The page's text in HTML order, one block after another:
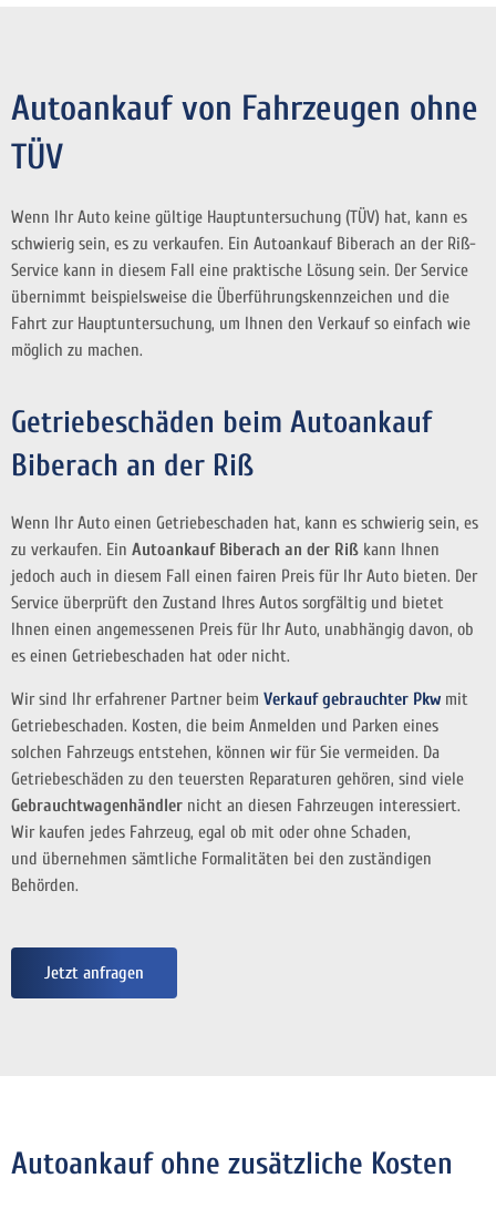
Autoankauf von Fahrzeugen ohne
TÜV
Wenn Ihr Auto keine gültige Hauptuntersuchung (TÜV) hat, kann es
schwierig sein, es zu verkaufen. Ein Autoankauf Biberach an der Riß-
Service kann in diesem Fall eine praktische Lösung sein. Der Service
übernimmt beispielsweise die Überführungskennzeichen und die
Fahrt zur Hauptuntersuchung, um Ihnen den Verkauf so einfach wie
möglich zu machen.
Getriebeschäden beim Autoankauf
Biberach an der Riß
Wenn Ihr Auto einen Getriebeschaden hat, kann es schwierig sein, es
zu verkaufen. Ein Autoankauf Biberach an der Riß kann Ihnen
jedoch auch in diesem Fall einen fairen Preis für Ihr Auto bieten. Der
Service überprüft den Zustand Ihres Autos sorgfältig und bietet
Ihnen einen angemessenen Preis für Ihr Auto, unabhängig davon, ob
es einen Getriebeschaden hat oder nicht.
Wir sind Ihr erfahrener Partner beim Verkauf gebrauchter Pkw mit
Getriebeschaden. Kosten, die beim Anmelden und Parken eines
solchen Fahrzeugs entstehen, können wir für Sie vermeiden. Da
Getriebeschäden zu den teuersten Reparaturen gehören, sind viele
Gebrauchtwagenhändler nicht an diesen Fahrzeugen interessiert.
Wir kaufen jedes Fahrzeug, egal ob mit oder ohne Schaden,
und übernehmen sämtliche Formalitäten bei den zuständigen
Behörden.
Jetzt anfragen
Autoankauf ohne zusätzliche Kosten